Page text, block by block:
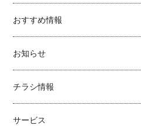
おすすめ情報
お知らせ
チラシ情報
サービス